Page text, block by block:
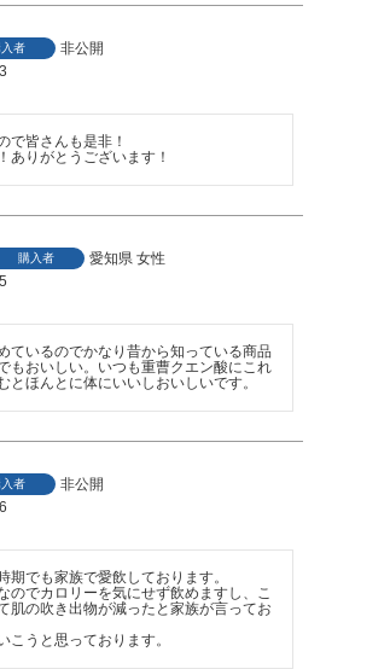
者
非公開
で皆さんも是非！
ありがとうございます！
購入者 愛知県 女性
ているのでかなり昔から知っている商品
もおいしい。いつも重曹クエン酸にこれ
とほんとに体にいいしおいしいです。
者
非公開
期でも家族で愛飲しております。
のでカロリーを気にせず飲めますし、こ
肌の吹き出物が減ったと家族が言ってお
こうと思っております。